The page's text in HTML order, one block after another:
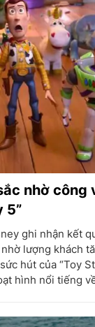
nhờ công
5”
ghi nhận kết
lượng khách
hút của “Toy
hình nổi tiếng